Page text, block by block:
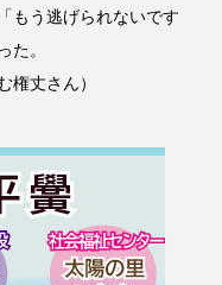
もう逃げられないです
た。
丈さん）